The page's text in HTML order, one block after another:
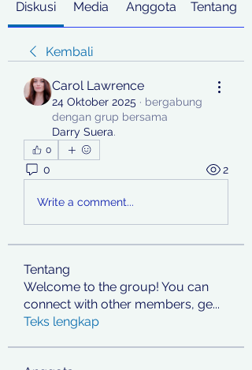
Diskusi Media Anggota Tentang
Kembali
Carol Lawrence
24 Oktober 2025 · bergabung
dengan grup bersama
Darry Suera.
0
0 2
Write a comment...
Tentang
Welcome to the group! You can
connect with other members, ge...
Teks lengkap